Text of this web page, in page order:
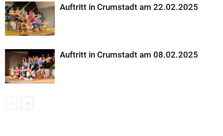
Auftritt in Crumstadt am 22.02.2025
Auftritt in Crumstadt am 08.02.2025